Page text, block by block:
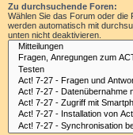
Zu durchsuchende Foren:
Wählen Sie das Forum oder
werden automatisch mit
unten nicht deaktivieren.